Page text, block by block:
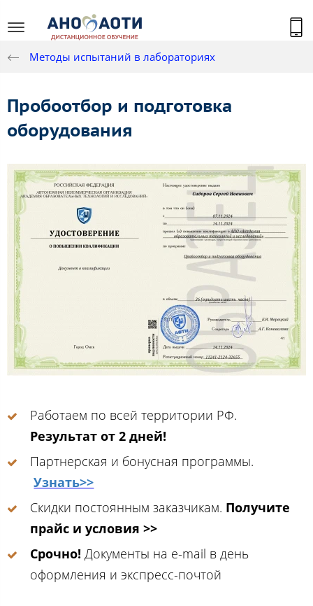
Методы испытаний в лабораториях
Пробоотбор и подготовка
оборудования
Работаем по всей территории РФ.
Результат от 2 дней!
Партнерская и бонусная программы.
Узнать>>
Скидки постоянным заказчикам. Получите
прайс и условия >>
Срочно! Документы на e-mail в день
оформления и экспресс-почтой